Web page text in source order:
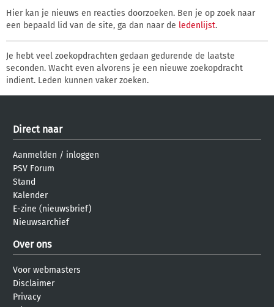
Hier kan je nieuws en reacties doorzoeken. Ben je op zoek naar
een bepaald lid van de site, ga dan naar de ledenlijst.
Je hebt veel zoekopdrachten gedaan gedurende de laatste
seconden. Wacht even alvorens je een nieuwe zoekopdracht
indient. Leden kunnen vaker zoeken.
Direct naar
Aanmelden / inloggen
PSV Forum
Stand
Kalender
E-zine (nieuwsbrief)
Nieuwsarchief
Over ons
Voor webmasters
Disclaimer
Privacy